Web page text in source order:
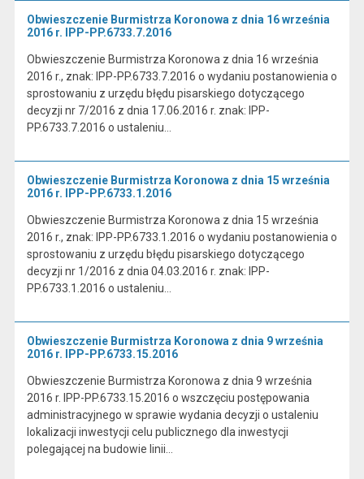
Obwieszczenie Burmistrza Koronowa z dnia 16 września
2016 r. IPP-PP.6733.7.2016
Obwieszczenie Burmistrza Koronowa z dnia 16 września
2016 r., znak: IPP-PP.6733.7.2016 o wydaniu postanowienia o
sprostowaniu z urzędu błędu pisarskiego dotyczącego
decyzji nr 7/2016 z dnia 17.06.2016 r. znak: IPP-
PP.6733.7.2016 o ustaleniu…
Obwieszczenie Burmistrza Koronowa z dnia 15 września
2016 r. IPP-PP.6733.1.2016
Obwieszczenie Burmistrza Koronowa z dnia 15 września
2016 r., znak: IPP-PP.6733.1.2016 o wydaniu postanowienia o
sprostowaniu z urzędu błędu pisarskiego dotyczącego
decyzji nr 1/2016 z dnia 04.03.2016 r. znak: IPP-
PP.6733.1.2016 o ustaleniu…
Obwieszczenie Burmistrza Koronowa z dnia 9 września
2016 r. IPP-PP.6733.15.2016
Obwieszczenie Burmistrza Koronowa z dnia 9 września
2016 r. IPP-PP.6733.15.2016 o wszczęciu postępowania
administracyjnego w sprawie wydania decyzji o ustaleniu
lokalizacji inwestycji celu publicznego dla inwestycji
polegającej na budowie linii…